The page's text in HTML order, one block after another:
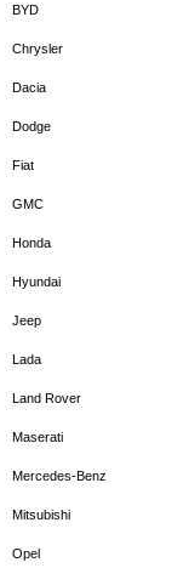
BYD
Chrysler
Dacia
Dodge
Fiat
GMC
Honda
Hyundai
Jeep
Lada
Land Rover
Maserati
Mercedes-Benz
Mitsubishi
Opel